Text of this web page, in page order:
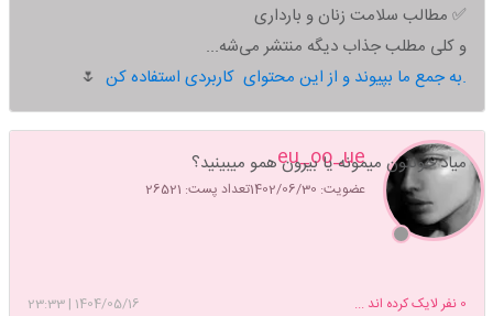
✅ مطالب سلامت زنان و بارداری
و کلی مطلب جذاب دیگه منتشر می‌شه...
به جمع ما بپیوند و از این محتوای کاربردی استفاده کن.
🌷
eu_oo_ue
عضویت: 1402/06/30 تعداد پست: 26521
میاد خونتون میمونه یا بیرون همو میبینید؟
1404/05/16
|
23:33 0 نفر لایک کرده اند ...